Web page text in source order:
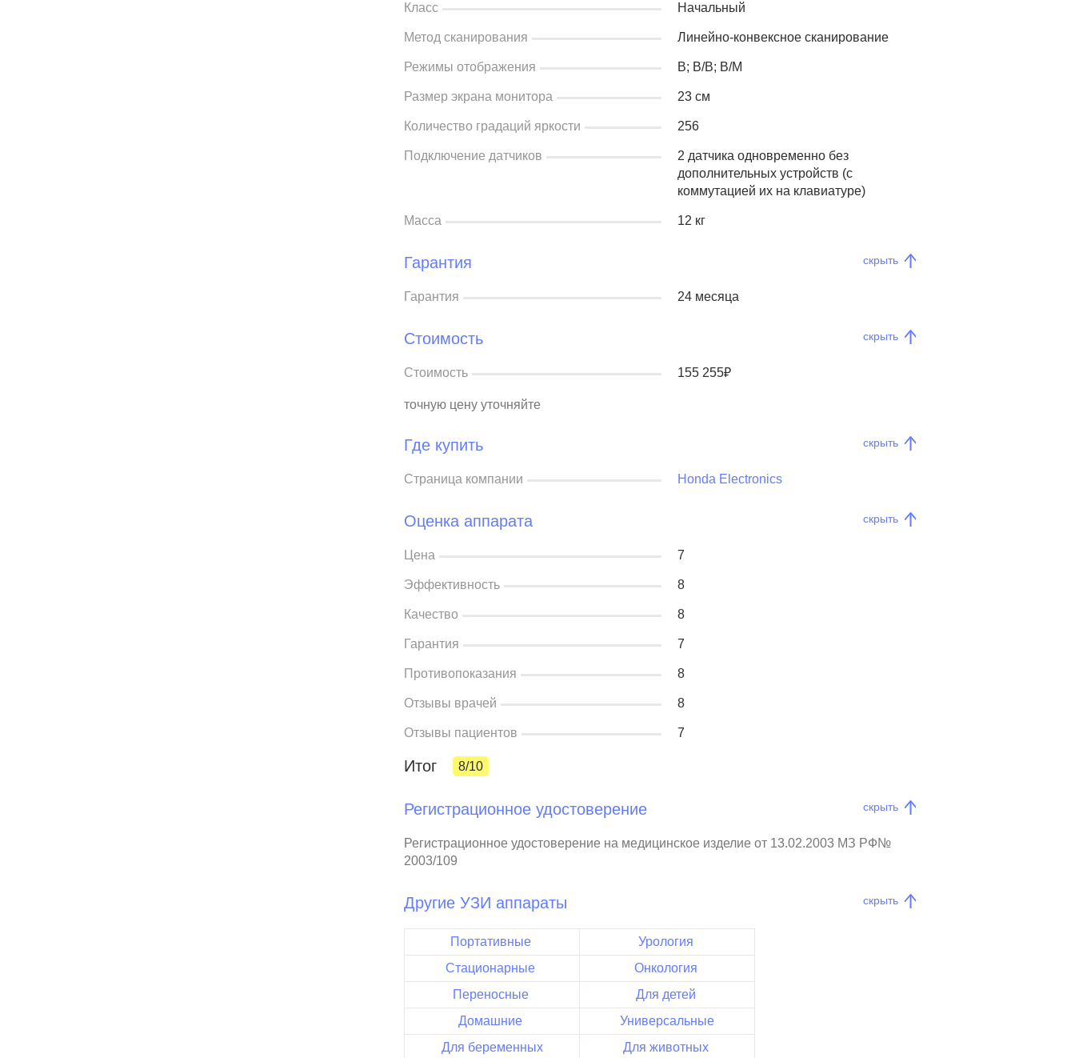
Класс Начальный
Метод сканирования Линейно-конвексное сканирование
Режимы отображения В; В/В; В/М
Размер экрана монитора 23 см
Количество градаций яркости 256
Подключение датчиков
2 датчика одновременно без
дополнительных устройств (с
коммутацией их на клавиатуре)
Масса 12 кг
Гарантия скрыть
Гарантия 24 месяца
Стоимость скрыть
Стоимость 155 255₽
точную цену уточняйте
Где купить скрыть
Страница компании Honda Electronics
Оценка аппарата скрыть
Цена 7
Эффективность 8
Качество 8
Гарантия 7
Противопоказания 8
Отзывы врачей 8
Отзывы пациентов 7
Итог 8/10
Регистрационное удостоверение скрыть
Регистрационное удостоверение на медицинское изделие от 13.02.2003 МЗ РФ№
2003/109
Другие УЗИ аппараты скрыть
Портативные
Урология
Стационарные
Онкология
Переносные
Для детей
Домашние
Универсальные
Для беременных
Для животных